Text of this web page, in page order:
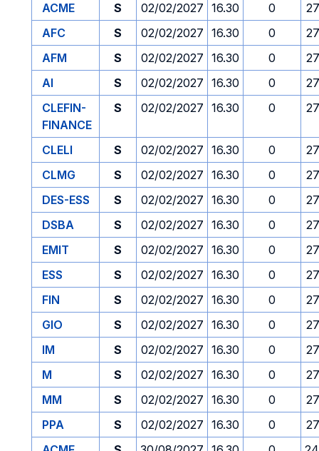
ACME
S 02/02/2027 16.30 0
AFC
S 02/02/2027 16.30 0
AFM
S 02/02/2027 16.30 0
AI
S 02/02/2027 16.30 0
CLEFIN-
FINANCE
S 02/02/2027 16.30 0
CLELI S 02/02/2027 16.30 0
CLMG
S 02/02/2027 16.30 0
DES-ESS
S 02/02/2027 16.30 0
DSBA
S 02/02/2027 16.30 0
EMIT
S 02/02/2027 16.30 0
ESS
S 02/02/2027 16.30 0
FIN
S 02/02/2027 16.30 0
GIO
S 02/02/2027 16.30 0
IM
S 02/02/2027 16.30 0
M
S 02/02/2027 16.30 0
MM
S 02/02/2027 16.30 0
PPA
S 02/02/2027 16.30 0